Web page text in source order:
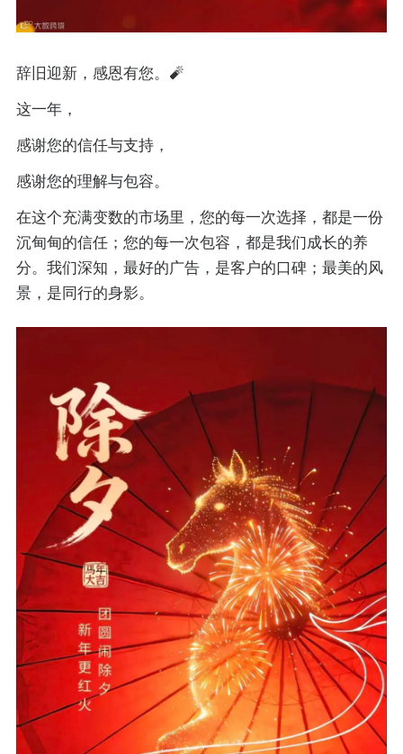
辞旧迎新，感恩有您。🧨
这一年，
感谢您的信任与支持，
感谢您的理解与包容。
在这个充满变数的市场里，您的每一次选择，都是一份
沉甸甸的信任；您的每一次包容，都是我们成长的养
分。我们深知，最好的广告，是客户的口碑；最美的风
景，是同行的身影。